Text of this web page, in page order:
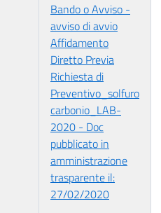
Bando o Avviso -
avviso di avvio
Affidamento
Diretto Previa
Richiesta di
Preventivo_solfuro
carbonio_LAB-
2020 - Doc
pubblicato in
amministrazione
trasparente il:
27/02/2020